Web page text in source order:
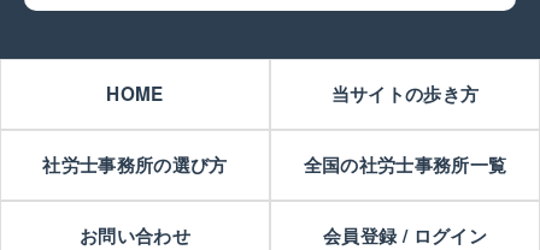
HOME 当サイトの歩き方
社労士事務所の選び方 全国の社労士事務所一覧
お問い合わせ 会員登録 / ログイン